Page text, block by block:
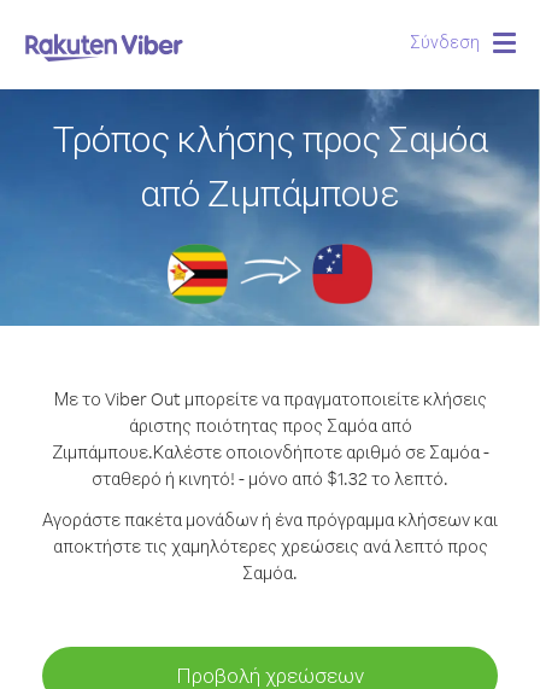
Σύνδεση
Τρόπος κλήσης προς Σαμόα
από Ζιμπάμπουε
Με το Viber Out μπορείτε να πραγματοποιείτε κλήσεις
άριστης ποιότητας προς Σαμόα από
Ζιμπάμπουε.Καλέστε οποιονδήποτε αριθμό σε Σαμόα -
σταθερό ή κινητό! - μόνο από $1.32 το λεπτό.
Αγοράστε πακέτα μονάδων ή ένα πρόγραμμα κλήσεων και
αποκτήστε τις χαμηλότερες χρεώσεις ανά λεπτό προς
Σαμόα.
Προβολή χρεώσεων